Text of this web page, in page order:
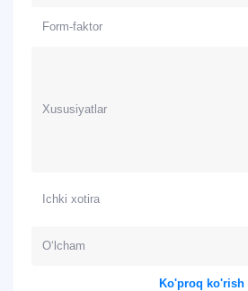
Form-faktor
Xususiyatlar
Ichki xotira
O‘lcham
Ko'proq ko'rish